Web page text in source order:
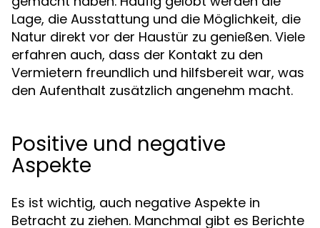
Lage, die Ausstattung und die Möglichkeit, die
Natur direkt vor der Haustür zu genießen. Viele
erfahren auch, dass der Kontakt zu den
Vermietern freundlich und hilfsbereit war, was
den Aufenthalt zusätzlich angenehm macht.
Positive und negative
Aspekte
Es ist wichtig, auch negative Aspekte in
Betracht zu ziehen. Manchmal gibt es Berichte